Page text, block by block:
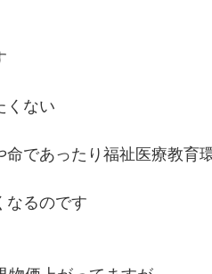
くない
であったり福祉医療教育
なるのです